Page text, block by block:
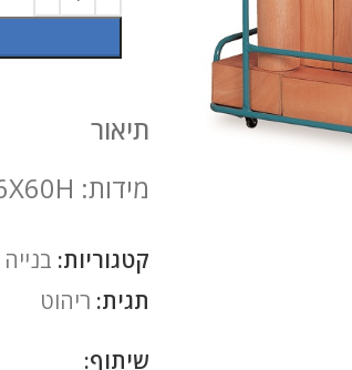
תיאור
מידות: 106X56X60H
קטגוריות:
תגית: ריהוט
שיתוף: